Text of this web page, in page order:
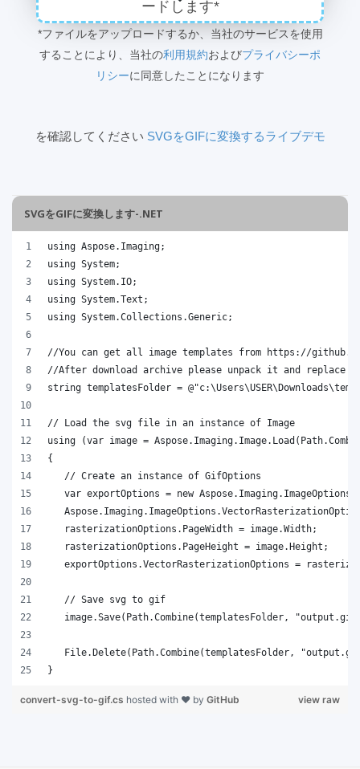
ードします*
*ファイルをアップロードするか、当社のサービスを使用
することにより、当社の利用規約およびプライバシーポ
リシーに同意したことになります
を確認してください SVGをGIFに変換するライブデモ
SVGをGIFに変換します-.NET
}
view raw
convert-svg-to-gif.cs hosted with ❤ by GitHub